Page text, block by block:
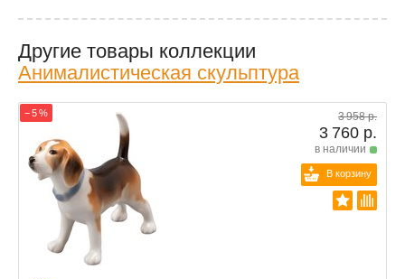
Другие товары коллекции
Анималистическая скульптура
− 5 % 3 958 р.
3 760 р.
в наличии
В корзину